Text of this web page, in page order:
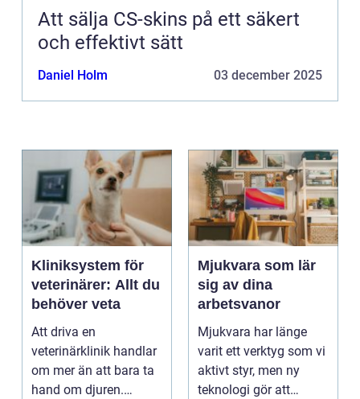
Att sälja CS-skins på ett säkert
och effektivt sätt
Daniel Holm 03 december 2025
Kliniksystem för
veterinärer: Allt du
behöver veta
Att driva en
veterinärklinik handlar
om mer än att bara ta
hand om djuren.
Mjukvara som lär
sig av dina
arbetsvanor
Mjukvara har länge
varit ett verktyg som vi
aktivt styr, men ny
teknologi gör att